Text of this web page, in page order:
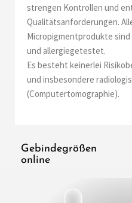
strengen Kontrollen und
Qualitätsanforderungen.
Micropigmentprodukte
und allergiegetestet.
Es besteht keinerlei
und insbesondere
(Computertomographie).
Gebindegrößen
online